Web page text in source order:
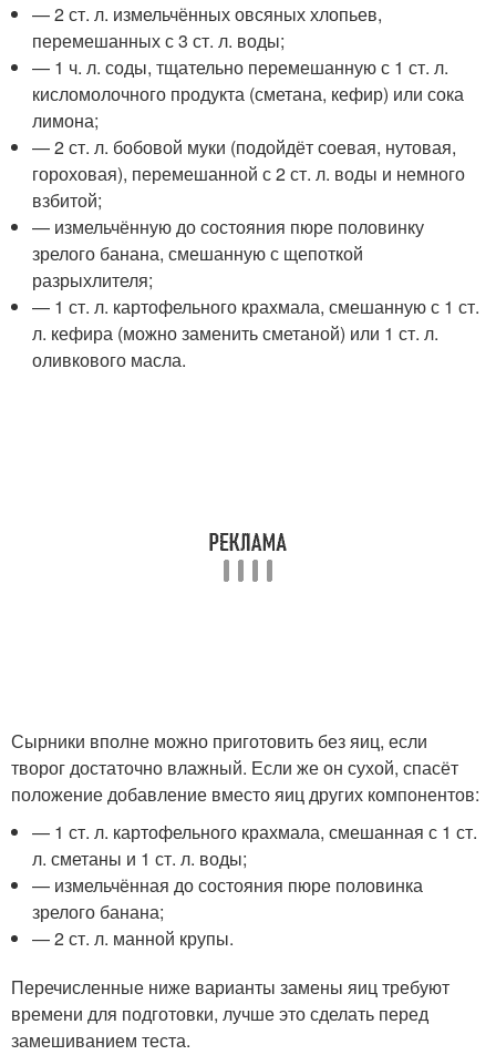
— 2 ст. л. измельчённых овсяных хлопьев,
перемешанных с 3 ст. л. воды;
— 1 ч. л. соды, тщательно перемешанную с 1 ст. л.
кисломолочного продукта (сметана, кефир) или сока
лимона;
— 2 ст. л. бобовой муки (подойдёт соевая, нутовая,
гороховая), перемешанной с 2 ст. л. воды и немного
взбитой;
— измельчённую до состояния пюре половинку
зрелого банана, смешанную с щепоткой
разрыхлителя;
— 1 ст. л. картофельного крахмала, смешанную с 1 ст.
л. кефира (можно заменить сметаной) или 1 ст. л.
оливкового масла.
Сырники вполне можно приготовить без яиц, если
творог достаточно влажный. Если же он сухой, спасёт
положение добавление вместо яиц других компонентов:
— 1 ст. л. картофельного крахмала, смешанная с 1 ст.
л. сметаны и 1 ст. л. воды;
— измельчённая до состояния пюре половинка
зрелого банана;
— 2 ст. л. манной крупы.
Перечисленные ниже варианты замены яиц требуют
времени для подготовки, лучше это сделать перед
замешиванием теста.